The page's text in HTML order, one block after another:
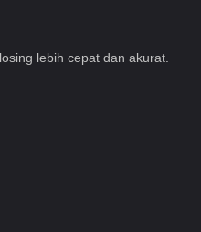
lebih cepat dan akurat.